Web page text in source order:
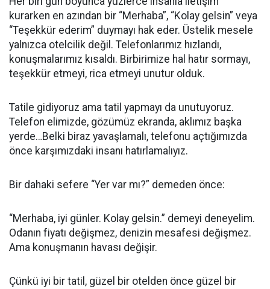
kurarken en azından bir “Merhaba”, “Kolay gelsin” veya
“Teşekkür ederim” duymayı hak eder. Üstelik mesele
yalnızca otelcilik değil. Telefonlarımız hızlandı,
konuşmalarımız kısaldı. Birbirimize hal hatır sormayı,
teşekkür etmeyi, rica etmeyi unutur olduk.
Tatile gidiyoruz ama tatil yapmayı da unutuyoruz.
Telefon elimizde, gözümüz ekranda, aklımız başka
yerde…Belki biraz yavaşlamalı, telefonu açtığımızda
önce karşımızdaki insanı hatırlamalıyız.
Bir dahaki sefere “Yer var mı?” demeden önce:
“Merhaba, iyi günler. Kolay gelsin.” demeyi deneyelim.
Odanın fiyatı değişmez, denizin mesafesi değişmez.
Ama konuşmanın havası değişir.
Çünkü iyi bir tatil, güzel bir otelden önce güzel bir